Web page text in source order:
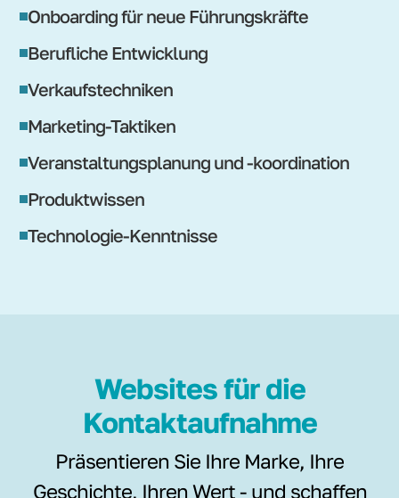
Onboarding für neue Führungskräfte
Berufliche Entwicklung
Verkaufstechniken
Marketing-Taktiken
Veranstaltungsplanung und -koordination
Produktwissen
Technologie-Kenntnisse
Websites für die
Kontaktaufnahme
Präsentieren Sie Ihre Marke, Ihre
Geschichte, Ihren Wert - und schaffen